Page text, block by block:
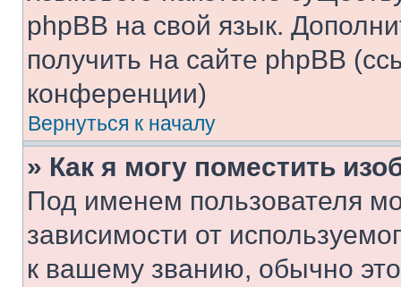
phpBB на свой язык.
получить на сайте phpBB
конференции)
Вернуться к началу
» Как я могу поместить
Под именем пользователя
зависимости от
к вашему званию, обычно это